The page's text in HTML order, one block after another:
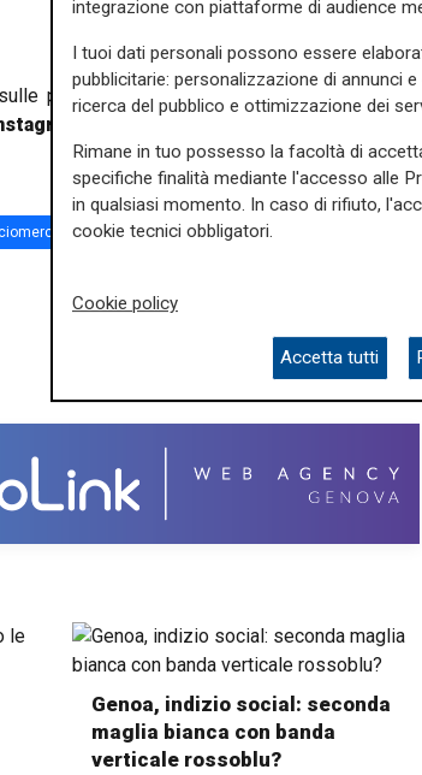
sulle principali notizie sulla Liguria seguiteci sul
Genoa, indizio social: seconda
maglia bianca con banda
verticale rossoblu?
integrazione con piattaforme di audience
I tuoi dati personali possono essere
pubblicitarie: personalizzazione di annunci
ricerca del pubblico e ottimizzazione dei
Rimane in tuo possesso la facoltà di
specifiche finalità mediante l'accesso alle
in qualsiasi momento. In caso di rifiuto,
cookie tecnici obbligatori.
Cookie policy
Accetta tutti